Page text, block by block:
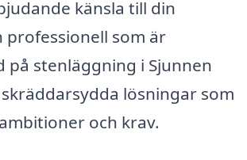
känsla till din
professionell som är
på stenläggning i Sjunnen
lösningar som
och krav.